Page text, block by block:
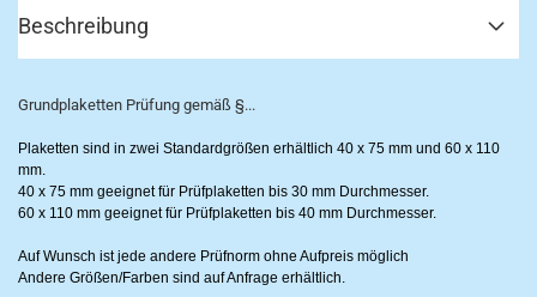
Beschreibung
Grundplaketten Prüfung gemäß §...
Plaketten sind in zwei Standardgrößen erhältlich 40 x 75 mm und 60 x 110
mm.
40 x 75 mm geeignet für Prüfplaketten bis 30 mm Durchmesser.
60 x 110 mm geeignet für Prüfplaketten bis 40 mm Durchmesser.
Auf Wunsch ist jede andere Prüfnorm ohne Aufpreis möglich
Andere Größen/Farben sind auf Anfrage erhältlich.